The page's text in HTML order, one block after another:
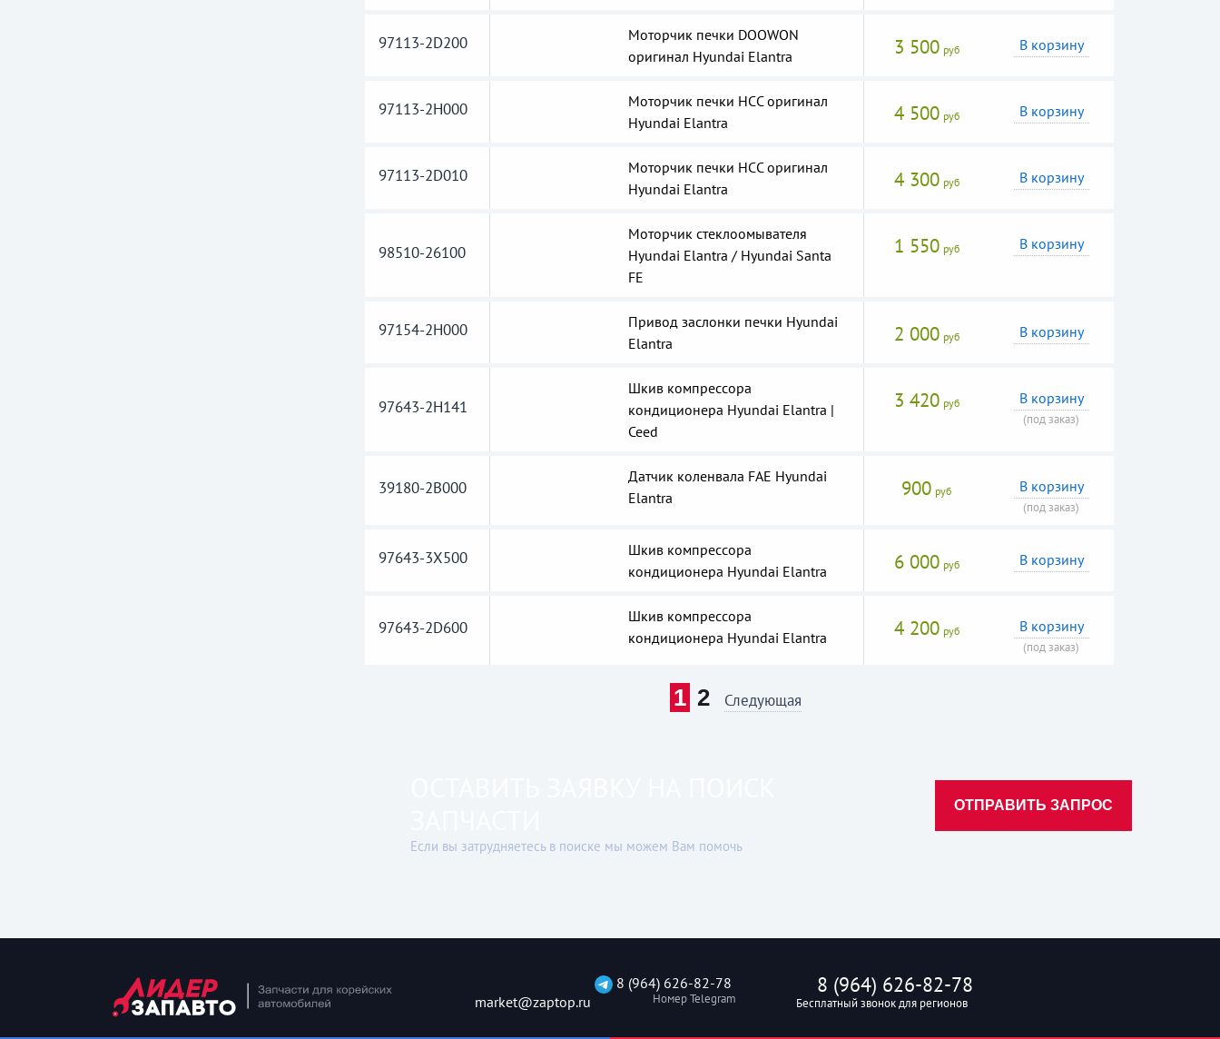
97113-2D200
Моторчик печки DOOWON
оригинал Hyundai Elantra
3 500 руб В корзину
97113-2H000
Моторчик печки HCC оригинал
Hyundai Elantra
4 500 руб В корзину
97113-2D010
Моторчик печки HCC оригинал
Hyundai Elantra
4 300 руб В корзину
98510-26100
Моторчик стеклоомывателя
Hyundai Elantra / Hyundai Santa
FE
1 550 руб В корзину
97154-2H000
Привод заслонки печки Hyundai
Elantra
2 000 руб В корзину
97643-2H141
Шкив компрессора
кондиционера Hyundai Elantra |
Ceed
3 420 руб В корзину
(под заказ)
39180-2B000
Датчик коленвала FAE Hyundai
Elantra
900 руб В корзину
(под заказ)
97643-3X500
Шкив компрессора
кондиционера Hyundai Elantra
6 000 руб В корзину
97643-2D600
Шкив компрессора
кондиционера Hyundai Elantra
4 200 руб В корзину
(под заказ)
1 2 Следующая
Если вы затрудняетесь в поиске мы можем Вам помочь
ОТПРАВИТЬ ЗАПРОС
market@zaptop.ru
8 (964) 626-82-78
Номер Telegram
8 (964) 626-82-78
Бесплатный звонок для регионов